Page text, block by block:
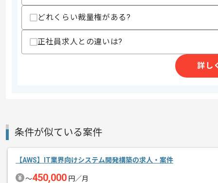
スキルに不安がある方へ
エージェントからのコ
メント
リモートワーク：立ち上がり1ヶ月ほど
※立ち上がり期間やリモート頻度は習
どれくらい裁量権がある?
正社員求人との違いは?
詳し
条件が似ている案件
【AWS】IT業界向けシステム開発構築の求人・案件
〜450,000 円／月